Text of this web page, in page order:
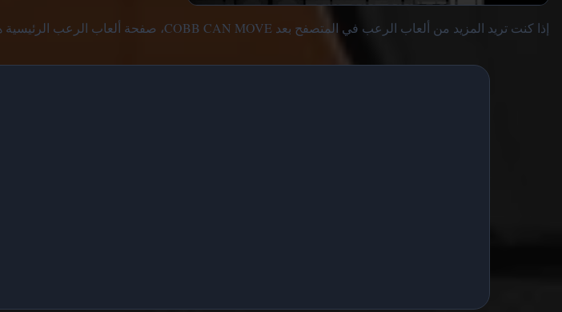
إذا كنت تريد المزيد من ألعاب الرعب في المتصفح بعد COBB CAN MOVE، صفحة ألعاب الرعب الرئيسية هي مكان جيد للمتابعة.